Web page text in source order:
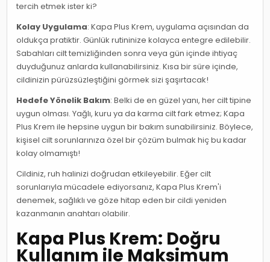
tercih etmek ister ki?
Kolay Uygulama: Kapa Plus Krem, uygulama açısından da
oldukça pratiktir. Günlük rutininize kolayca entegre edilebilir.
Sabahları cilt temizliğinden sonra veya gün içinde ihtiyaç
duyduğunuz anlarda kullanabilirsiniz. Kısa bir süre içinde,
cildinizin pürüzsüzleştiğini görmek sizi şaşırtacak!
Hedefe Yönelik Bakım: Belki de en güzel yanı, her cilt tipine
uygun olması. Yağlı, kuru ya da karma cilt fark etmez; Kapa
Plus Krem ile hepsine uygun bir bakım sunabilirsiniz. Böylece,
kişisel cilt sorunlarınıza özel bir çözüm bulmak hiç bu kadar
kolay olmamıştı!
Cildiniz, ruh halinizi doğrudan etkileyebilir. Eğer cilt
sorunlarıyla mücadele ediyorsanız, Kapa Plus Krem'i
denemek, sağlıklı ve göze hitap eden bir cildi yeniden
kazanmanın anahtarı olabilir.
Kapa Plus Krem: Doğru
Kullanım ile Maksimum